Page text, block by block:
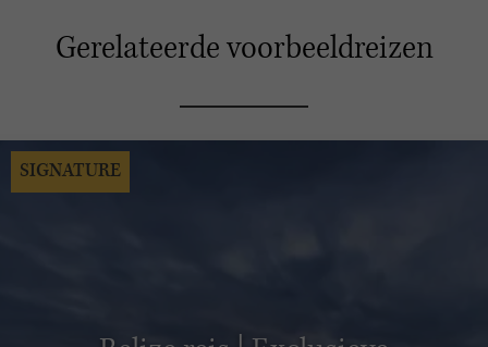
Gerelateerde voorbeeldreizen
SIGNATURE